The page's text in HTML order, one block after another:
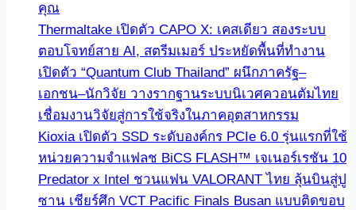
คุณ
Thermaltake เปิดตัว CAPO X: เคสเดียว สองระบบ
ตอบโจทย์สาย AI, สตรีมเมอร์ ประหยัดพื้นที่ทำงาน
เปิดตัว “Quantum Club Thailand” ผนึกภาครัฐ–
เอกชน–นักวิจัย วางรากฐานระบบนิเวศควอนตัมไทย
เชื่อมงานวิจัยสู่การใช้จริงในภาคอุตสาหกรรม
Kioxia เปิดตัว SSD ระดับองค์กร PCIe 6.0 รุ่นแรกที่ใช้
หน่วยความจำแฟลช BiCS FLASH™ เจเนอร์เรชัน 10
Predator x Intel ชวนแฟน VALORANT ไทย ลุ้นบินสู่ปู
ซาน เชียร์ศึก VCT Pacific Finals Busan แบบติดขอบ